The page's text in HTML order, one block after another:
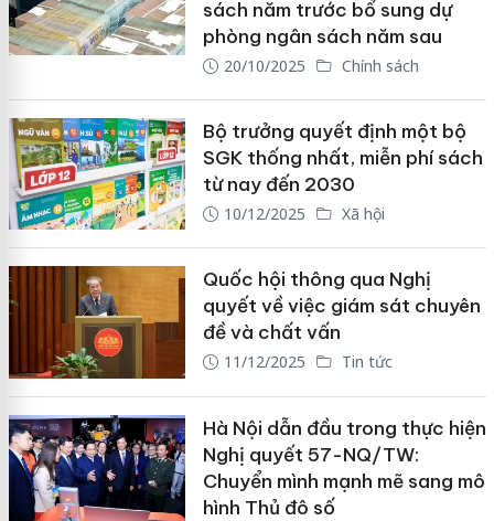
sách năm trước bổ sung dự
phòng ngân sách năm sau
20/10/2025 Chính sách
Bộ trưởng quyết định một bộ
SGK thống nhất, miễn phí sách
từ nay đến 2030
10/12/2025 Xã hội
Quốc hội thông qua Nghị
quyết về việc giám sát chuyên
đề và chất vấn
11/12/2025 Tin tức
Hà Nội dẫn đầu trong thực hiện
Nghị quyết 57-NQ/TW:
Chuyển mình mạnh mẽ sang mô
hình Thủ đô số